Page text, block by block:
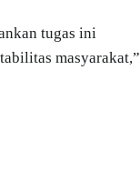
tugas ini
masyarakat,”